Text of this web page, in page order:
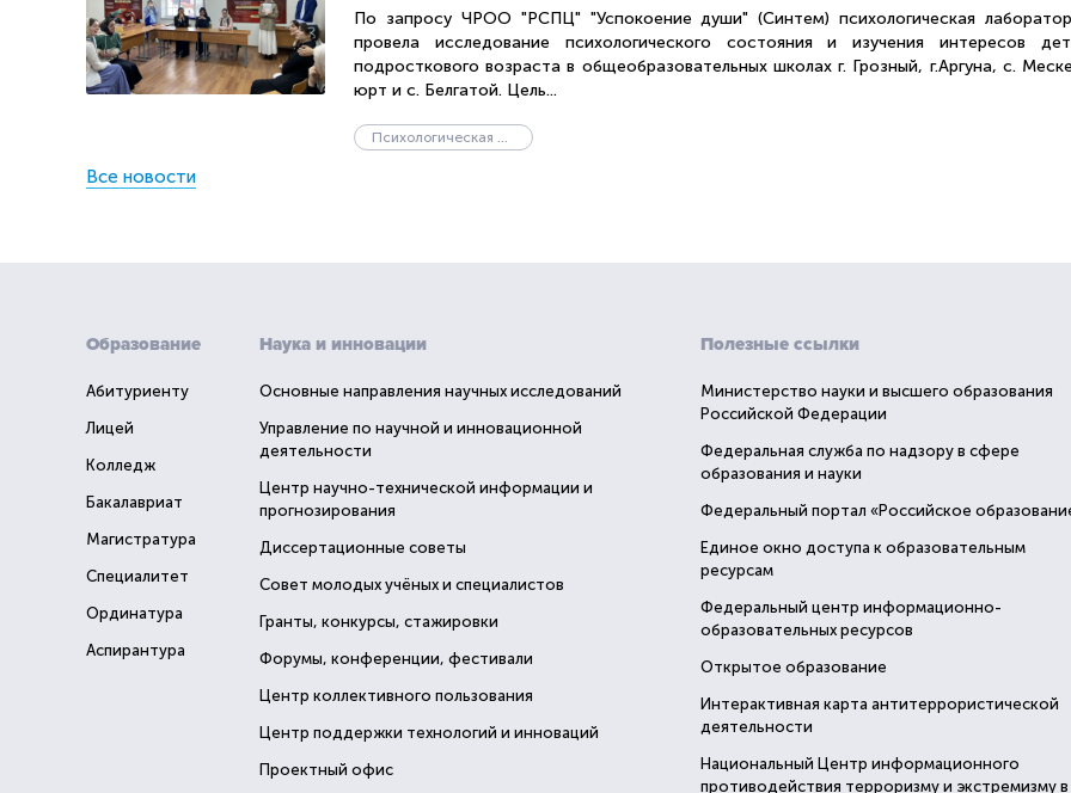
По запросу ЧРОО "РСПЦ" "Успокоение души" (Синтем) психологическая
провела исследование психологического состояния и изучения интересов
подросткового возраста в общеобразовательных школах г. Грозный, г.Аргуна, с.
юрт и с. Белгатой. Цель...
Психологическая служба
Все новости
Образование
Абитуриенту
Лицей
Колледж
Бакалавриат
Магистратура
Специалитет
Ординатура
Аспирантура
Наука и инновации
Основные направления научных исследований
Управление по научной и инновационной
деятельности
Центр научно-технической информации и
прогнозирования
Диссертационные советы
Совет молодых учёных и специалистов
Гранты, конкурсы, стажировки
Форумы, конференции, фестивали
Центр коллективного пользования
Центр поддержки технологий и инноваций
Проектный офис
Полезные ссылки
Министерство науки и высшего образования
Российской Федерации
Федеральная служба по надзору в сфере
образования и науки
Федеральный портал «Российское
Единое окно доступа к образовательным
ресурсам
Федеральный центр информационно-
образовательных ресурсов
Открытое образование
Интерактивная карта антитеррористической
деятельности
Национальный Центр информационного
противодействия терроризму и экстремизму в